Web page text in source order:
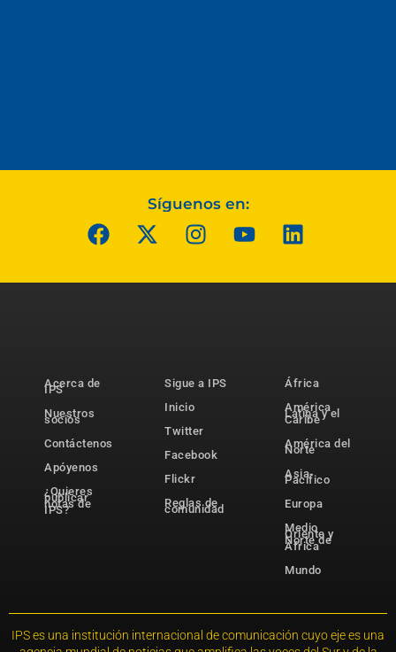
Síguenos en:
Acerca de
IPS
Nuestros
socios
Contáctenos
Apóyenos
¿Quieres
publicar
notas de
IPS?
Sigue a IPS
Inicio
Twitter
Facebook
Flickr
Reglas de
comunidad
África
América
Latina y el
Caribe
América del
Norte
Asia-
Pacífico
Europa
Medio
Oriente y
Norte de
África
Mundo
IPS es una institución internacional de comunicación cuyo eje es una